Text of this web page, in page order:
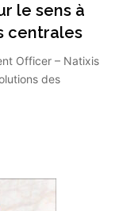
le sens à
centrales
Officer – Natixis
des